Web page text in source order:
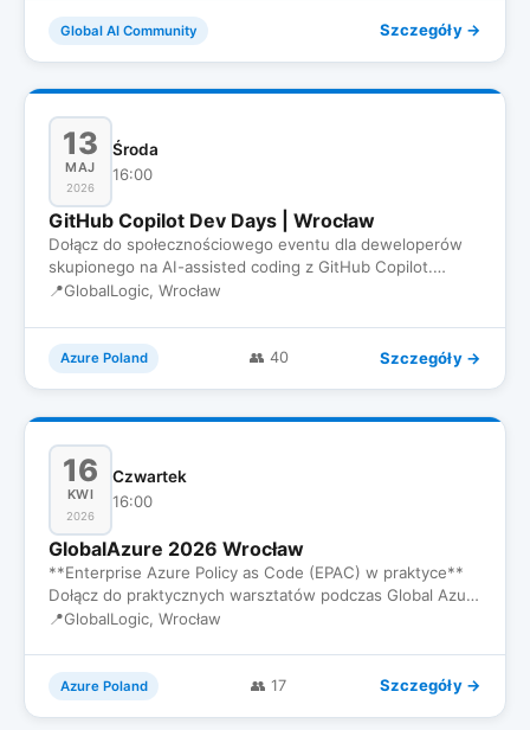
Global AI Community Szczegóły →
13
MAJ
2026
Środa
16:00
GitHub Copilot Dev Days | Wrocław
Dołącz do społecznościowego eventu dla deweloperów
skupionego na AI-assisted coding z GitHub Copilot.
Spotkamy się, żeby…
📍GlobalLogic, Wrocław
Azure Poland 👥 40 Szczegóły →
16
KWI
2026
Czwartek
16:00
GlobalAzure 2026 Wrocław
**Enterprise Azure Policy as Code (EPAC) w praktyce**
Dołącz do praktycznych warsztatów podczas Global Azure
2026. Razem…
📍GlobalLogic, Wrocław
Azure Poland 👥 17 Szczegóły →